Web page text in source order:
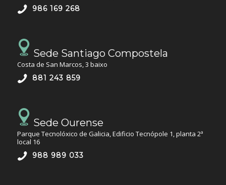
986 169 268
Sede Santiago Compostela
Costa de San Marcos, 3 baixo
881 243 859
Sede Ourense
Parque Tecnolóxico de Galicia, Edificio Tecnópole 1, planta 2ª
local 16
988 989 033